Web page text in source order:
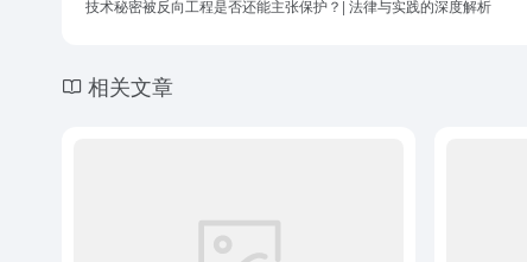
技术秘密被反向工程是否还能主张保护？| 法律与实践的深度解析
相关文章